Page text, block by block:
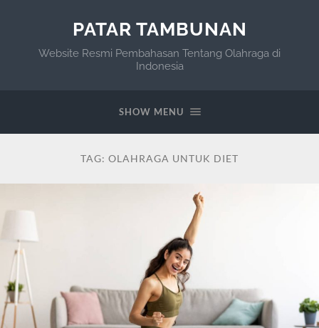
PATAR TAMBUNAN
Website Resmi Pembahasan Tentang Olahraga di
Indonesia
SHOW MENU
TAG: OLAHRAGA UNTUK DIET